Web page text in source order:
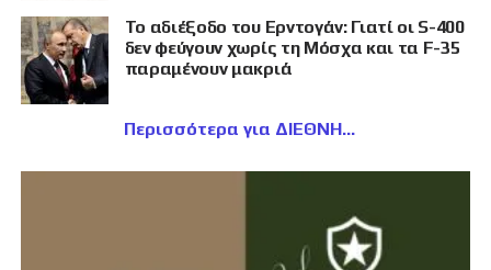
Το αδιέξοδο του Ερντογάν: Γιατί οι S-400
δεν φεύγουν χωρίς τη Μόσχα και τα F-35
παραμένουν μακριά
Περισσότερα για ΔΙΕΘΝΗ